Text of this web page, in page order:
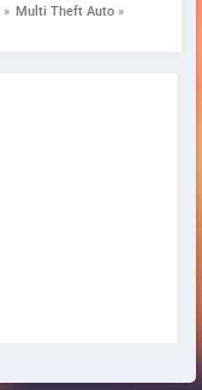
» Multi Theft Auto »